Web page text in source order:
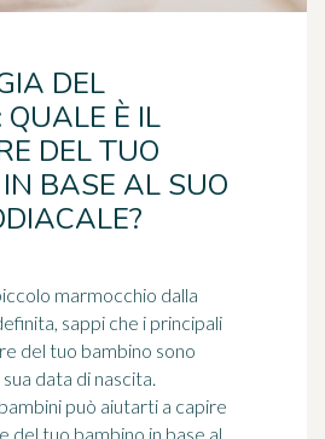
DEL
È IL
DEL TUO
BASE AL SUO
marmocchio dalla
sappi che i principali
del tuo bambino sono
data di nascita.
può aiutarti a capire
del tuo bambino in base al